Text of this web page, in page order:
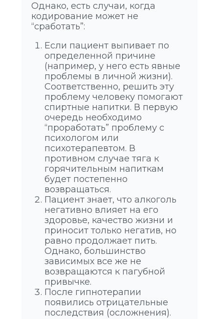
Однако, есть случаи, когда
кодирование может не
“сработать”:
Если пациент выпивает по
определенной причине
(например, у него есть явные
проблемы в личной жизни).
Соответственно, решить эту
проблему человеку помогают
спиртные напитки. В первую
очередь необходимо
“проработать” проблему с
психологом или
психотерапевтом. В
противном случае тяга к
горячительным напиткам
будет постепенно
возвращаться.
Пациент знает, что алкоголь
негативно влияет на его
здоровье, качество жизни и
приносит только негатив, но
равно продолжает пить.
Однако, большинство
зависимых все же не
возвращаются к пагубной
привычке.
После гипнотерапии
появились отрицательные
последствия (осложнения).